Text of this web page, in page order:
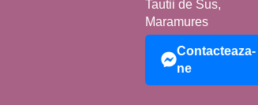
Tautii de Sus,
Maramures
Contacteaza-
ne